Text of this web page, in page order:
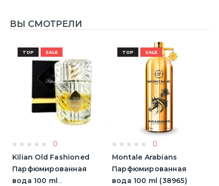
ВЫ СМОТРЕЛИ
TOP SALE
0
Kilian Old Fashioned
Парфюмированная
вода 100 ml
TOP SALE
0
Montale Arabians
Парфюмированная
вода 100 ml (38965)